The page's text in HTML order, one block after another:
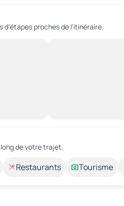
d'étapes proches de l’itinéraire.
de votre trajet.
Restaurants Tourisme